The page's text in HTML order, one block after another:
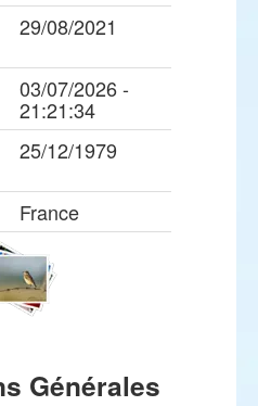
29/08/2021
03/07/2026 -
21:21:34
25/12/1979
France
Générales